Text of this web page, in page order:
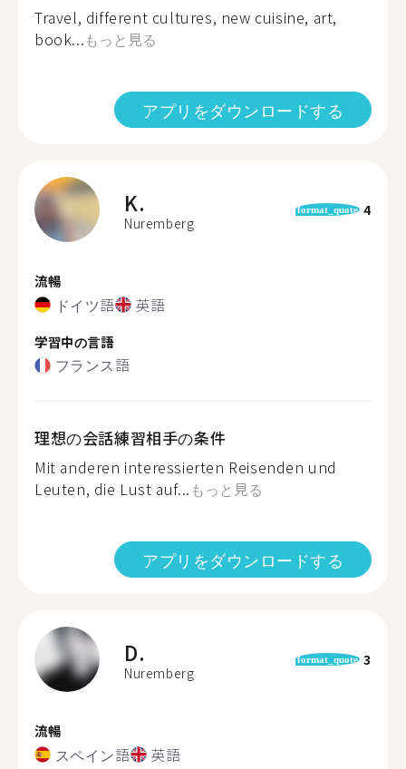
Travel, different cultures, new cuisine, art,
book...もっと見る
アプリをダウンロードする
K.
Nuremberg
format_quote 4
流暢
ドイツ語 英語
学習中の言語
フランス語
理想の会話練習相手の条件
Mit anderen interessierten Reisenden und
Leuten, die Lust auf... もっと見る
アプリをダウンロードする
D.
Nuremberg
format_quote 3
流暢
スペイン語 英語